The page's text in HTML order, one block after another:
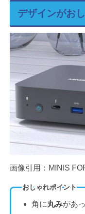
デザインがお
画像引用：MINIS
おしゃれポイント
角に丸みがあ